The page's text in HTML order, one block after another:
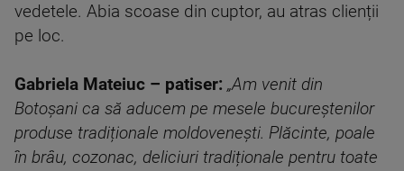
vedetele. Abia scoase din cuptor, au atras clienții
pe loc.
Gabriela Mateiuc – patiser: „Am venit din
Botoșani ca să aducem pe mesele bucureștenilor
produse tradiționale moldovenești. Plăcinte, poale
în brâu, cozonac, deliciuri tradiționale pentru toate